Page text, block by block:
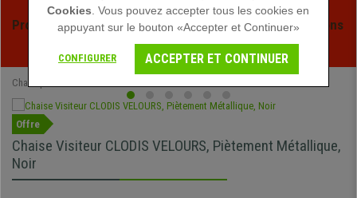
Profitez des soldes d'été chez Chaisepro ! Des réductions
exclusives pour une durée limitée - Voir l'offre
Chaisepro
Offre
Chaise Visiteur CLODIS VELOURS, Piètement Métallique,
Noir
Cookies . Vous pouvez accepter tous les cookies en
appuyant sur le bouton «Accepter et Continuer»
CONFIGURER ACCEPTER ET CONTINUER